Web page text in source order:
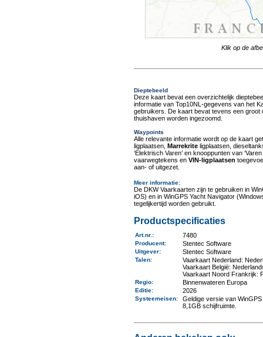
Klik op de
Dieptebeeld
Deze kaart bevat een overzichtelijk
informatie van Top10NL-gegevens van het
gebruikers. De kaart bevat tevens een groot
thuishaven worden ingezoomd.
Waypoints
Alle relevante informatie wordt op de kaart
ligplaatsen, Marrekriteligplaatsen,
‘Elektrisch Varen’ en knooppunten van
vaarwegtekens en VIN-ligplaatsen
aan- of uitgezet.
Meer informatie:
De DKW Vaarkaarten zijn te gebruiken in
iOS) en in WinGPS Yacht Navigator
tegelijkertijd worden gebruikt.
Productspecificaties
Art.nr. : 7480
Producent: Stentec Software
Uitgever: Stentec Software
Talen:
Vaarkaart Nederland:
Vaarkaart België:
Vaarkaart Noord Frankrijk:
Regio: Binnenwateren Europa
Editie: 2026
Systeemeisen:
Geldige versie van
8,1GB schijfruimte.